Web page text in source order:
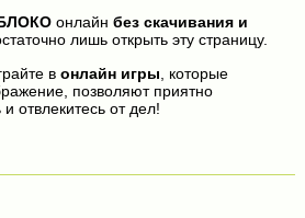
онлайн без скачивания и
лишь открыть эту страницу.
в онлайн игры , которые
позволяют приятно
отвлекитесь от дел!